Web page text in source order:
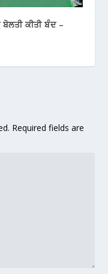
ਕੀਤੀ ਬੰਦ –
Required fields are